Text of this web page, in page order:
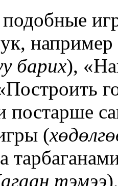
барих),
постарше
(
тэмээ